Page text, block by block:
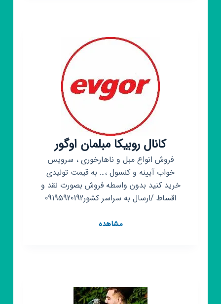
💞
کانال روبیکا مبلمان اوگور
فروش انواع مبل و ناهارخوری ، سرویس
خواب آیینه و کنسول ،… به قیمت تولیدی
خرید کنید بدون واسطه فروش بصورت نقد و
اقساط /ارسال به سراسر کشور09195920192
مشاهدهکانال